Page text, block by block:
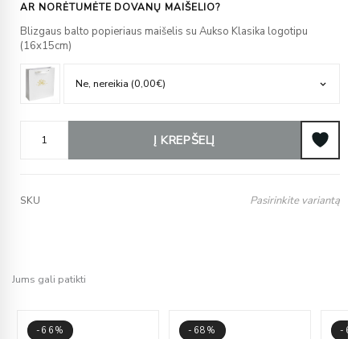
AR NORĖTUMĖTE DOVANŲ MAIŠELIO?
Blizgaus balto popieriaus maišelis su Aukso Klasika logotipu
(16x15cm)
Į KREPŠELĮ
SKU Pasirinkite variantą
Jums gali patikti
-66% -68% -